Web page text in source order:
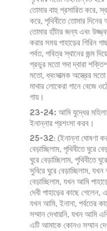
তোমার বাহু প্রসারিত করে,
করে, পৃথিবীতে তোমার
তোমার হাঁটার জন্য এবং
করার সময় পাহাড়ের গিরিন
পর্বত, পবিত্র স্থানের জন্ম
প্রভুর মতো গদা দ্বারা
মতো, ধ্বংসাত্মক অস্ত্রের
মাথার লোকেরা গানে বেজে
গায়।
23-24: আমি যুদ্ধের
ইনান্নার প্রশংসা করব।
25-32: (ইনান্না ঘোষণা
বেড়াচ্ছিলাম, পৃথিবীতে ঘুরে
ঘুরে বেড়াচ্ছিলাম, পৃথিবীতে
সুবিরে ঘুরে বেড়াচ্ছিলাম,
বেড়াচ্ছিলাম, যখন আমি
দেবী পাহাড়ের কাছে
যখন আমি, ইনানা, পর্বতের
সম্মান দেখায়নি, যখন আমি
এটি আমাকে কোনও সম্মান